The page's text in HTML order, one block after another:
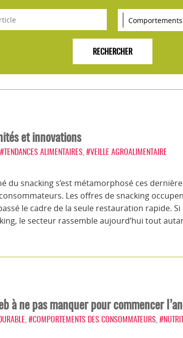
et innovations
#TENDANCES ALIMENTAIRES #VEILLE AGROALIMENTAIRE
du snacking s’est métamorphosé ces
Les offres de snacking
le cadre de la seule restauration rapide.
le secteur rassemble aujourd’hui tout
à ne pas manquer pour commencer
#COMPORTEMENTS DES CONSOMMATEURS